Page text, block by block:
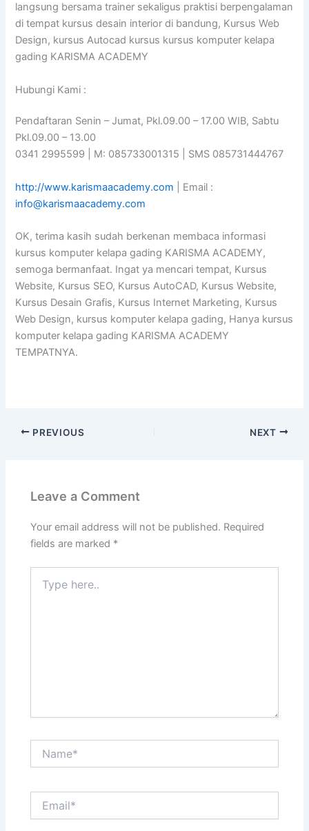
langsung bersama trainer sekaligus praktisi berpengalaman
di tempat kursus desain interior di bandung, Kursus Web
Design, kursus Autocad kursus kursus komputer kelapa
gading KARISMA ACADEMY
Hubungi Kami :
Pendaftaran Senin – Jumat, Pkl.09.00 – 17.00 WIB, Sabtu
Pkl.09.00 – 13.00
0341 2995599 | M: 085733001315 | SMS 085731444767
http://www.karismaacademy.com | Email :
info@karismaacademy.com
OK, terima kasih sudah berkenan membaca informasi
kursus komputer kelapa gading KARISMA ACADEMY,
semoga bermanfaat. Ingat ya mencari tempat, Kursus
Website, Kursus SEO, Kursus AutoCAD, Kursus Website,
Kursus Desain Grafis, Kursus Internet Marketing, Kursus
Web Design, kursus komputer kelapa gading, Hanya kursus
komputer kelapa gading KARISMA ACADEMY
TEMPATNYA.
PREVIOUS NEXT
Leave a Comment
Your email address will not be published. Required
fields are marked *
here..